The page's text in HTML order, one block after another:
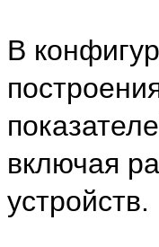
В
включая
устройств.